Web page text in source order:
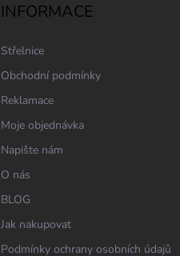
INFORMACE
Střelnice
Obchodní podmínky
Reklamace
Moje objednávka
Napište nám
O nás
BLOG
Jak nakupovat
Podmínky ochrany osobních údajů